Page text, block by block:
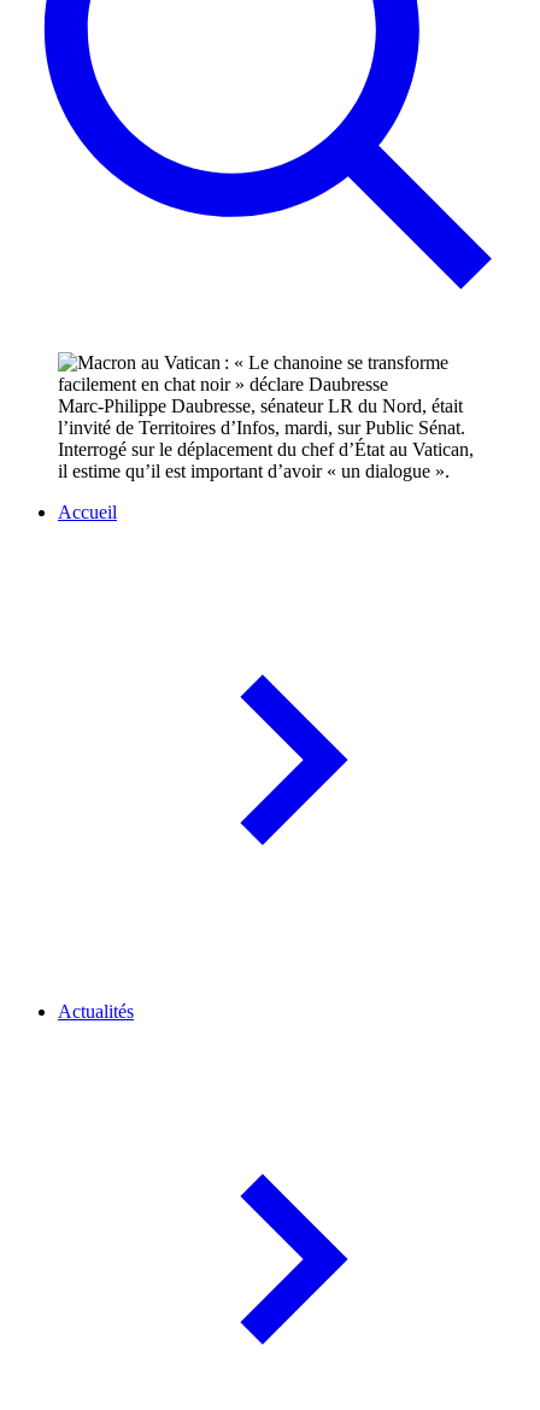
Marc-Philippe Daubresse, sénateur LR du Nord, était
l’invité de Territoires d’Infos, mardi, sur Public Sénat.
Interrogé sur le déplacement du chef d’État au Vatican,
il estime qu’il est important d’avoir « un dialogue ».
Accueil
Actualités